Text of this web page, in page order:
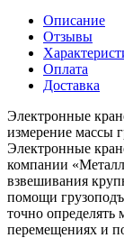
Описание
Отзывы
Оплата
Доставка
Электронные
измерение массы
Электронные
компании
взвешивания
помощи
точно определять
перемещениях и